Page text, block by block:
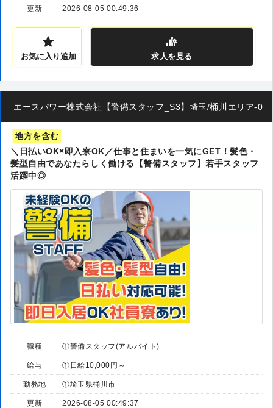
更新 2026-08-05 00:49:36
お気に入り追加 求人 を見る
エースパワー株式会社【警備スタッフ_S3】埼玉/桶川エリア-001
地方を含む
＼日払いOK×即入寮OK／仕事と住まいを一気にGET！髪色・
髪型自由であなたらしく働ける【警備スタッフ】若手スタッフ
活躍中◎
職種 ①警備スタッフ(アルバイト)
給与 ①日給10,000円～
勤務地 ①埼玉県桶川市
更新 2026-08-05 00:49:37